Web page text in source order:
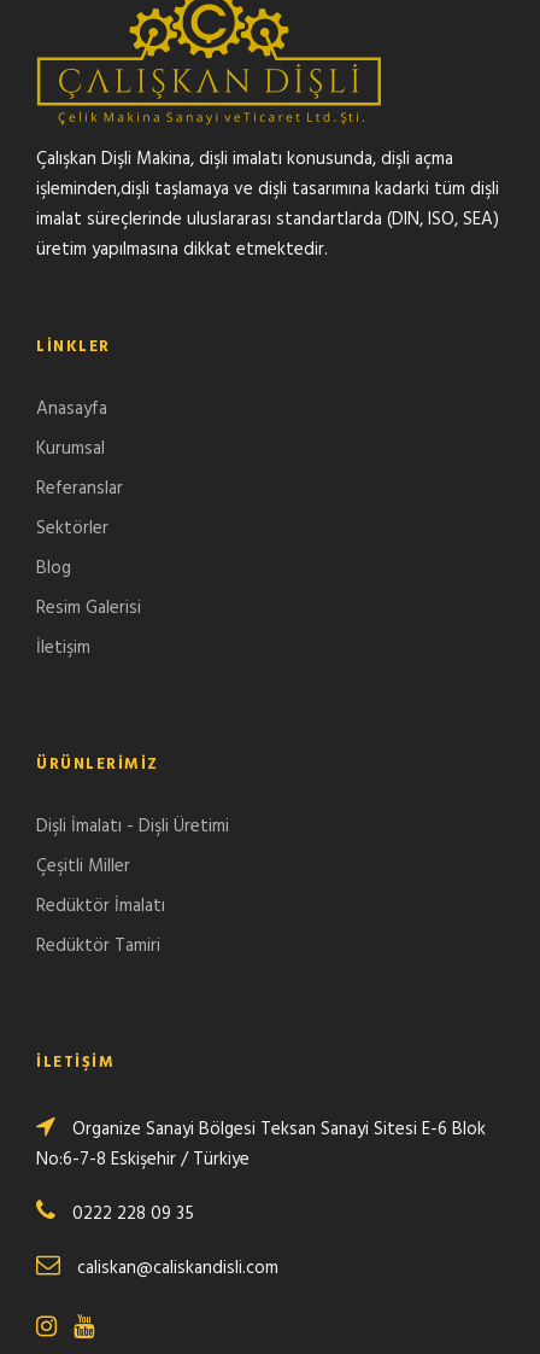
Çalışkan Dişli Makina, dişli imalatı konusunda, dişli açma
işleminden,dişli taşlamaya ve dişli tasarımına kadarki tüm dişli
imalat süreçlerinde uluslararası standartlarda (DIN, ISO, SEA)
üretim yapılmasına dikkat etmektedir.
LINKLER
Anasayfa
Kurumsal
Referanslar
Sektörler
Blog
Resim Galerisi
İletişim
ÜRÜNLERIMIZ
Dişli İmalatı - Dişli Üretimi
Çeşitli Miller
Redüktör İmalatı
Redüktör Tamiri
İLETIŞIM
Organize Sanayi Bölgesi Teksan Sanayi Sitesi E-6 Blok
No:6-7-8 Eskişehir / Türkiye
0222 228 09 35
caliskan@caliskandisli.com